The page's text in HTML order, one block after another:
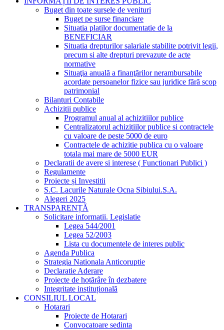
Buget din toate sursele de venituri
Buget pe surse financiare
Situatia platilor documentatie de la
BENEFICIAR
Situatia drepturilor salariale stabilite potrivit legii,
precum si alte drepturi prevazute de acte
normative
Situaţia anuală a finanţărilor nerambursabile
acordate persoanelor fizice sau juridice fără scop
patrimonial
Bilanturi Contabile
Achizitii publice
Programul anual al achizitiilor publice
Centralizatorul achizitiilor publice si contractele
cu valoare de peste 5000 de euro
Contractele de achizitie publica cu o valoare
totala mai mare de 5000 EUR
Declaratii de avere si interese ( Functionari Publici )
Regulamente
Proiecte și Investitii
S.C. Lacurile Naturale Ocna Sibiului.S.A.
Alegeri 2025
TRANSPARENȚĂ
Solicitare informatii. Legislatie
Legea 544/2001
Legea 52/2003
Lista cu documentele de interes public
Agenda Publica
Strategia Nationala Anticoruptie
Declaratie Aderare
Proiecte de hotărâre în dezbatere
Integritate instituțională
CONSILIUL LOCAL
Hotarari
Proiecte de Hotarari
Convocatoare sedinta